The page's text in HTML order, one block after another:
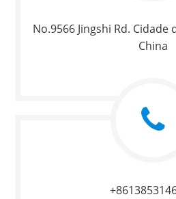
No.9566 Jingshi Rd. Cidade
China